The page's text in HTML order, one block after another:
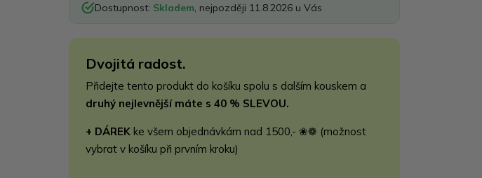
Dostupnost: Skladem , nejpozději 11.8.2026 u Vás
Dvojitá radost.
Přidejte tento produkt do košíku spolu s dalším kouskem a
druhý nejlevnější máte s 40 % SLEVOU.
+ DÁREK ke všem objednávkám nad 1500,- ❀❁ (možnost
vybrat v košíku při prvním kroku)